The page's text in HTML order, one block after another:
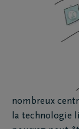
nombreux
la technologie